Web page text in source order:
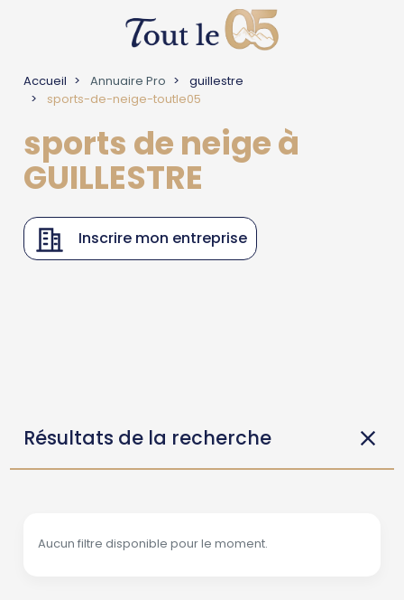
Accueil Annuaire Pro
guillestre
sports-de-neige-toutle05
sports de neige à
GUILLESTRE
Inscrire mon entreprise
Résultats de la recherche
Aucun filtre disponible pour le moment.